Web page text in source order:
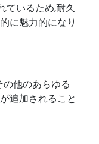
ているため,耐久
に魅力的になり
他のあらゆる
追加されること